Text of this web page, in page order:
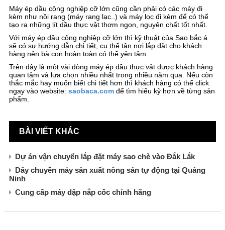
Máy ép dầu công nghiệp cỡ lớn cũng cần phải có các máy đi
kèm như nồi rang (máy rang lạc..) và máy lọc đi kèm để có thể
tạo ra những lít dầu thực vật thơm ngon, nguyên chất tốt nhất.
Với máy ép dầu công nghiệp cỡ lớn thì kỹ thuật của Sao bắc á
sẽ có sự hướng dẫn chi tiết, cụ thể tận nơi lắp đặt cho khách
hàng nên bà con hoàn toàn có thể yên tâm.
Trên đây là một vài dòng máy ép dầu thực vật được khách hàng
quan tâm và lựa chọn nhiều nhất trong nhiều năm qua. Nếu còn
thắc mắc hay muốn biết chi tiết hơn thì khách hàng có thể click
ngay vào website: saobaca.com để tìm hiểu kỹ hơn về từng sản
phẩm.
BÀI VIẾT KHÁC
Dự án vận chuyển lắp đặt máy sao chè vào Đắk Lắk
Dây chuyền máy sản xuất nông sản tự động tại Quảng
Ninh
Cung cấp máy dập nắp cốc chính hãng